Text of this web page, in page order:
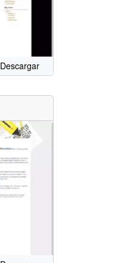
Descargar